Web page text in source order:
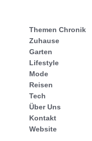
Themen Chronik
Zuhause
Garten
Lifestyle
Mode
Reisen
Tech
Über Uns
Kontakt
Website